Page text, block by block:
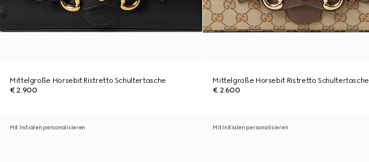
Mittelgroße Horsebit Ristretto Schultertasche
€ 2.900
Mittelgroße Horsebit Ristretto Schultertasche
€ 2.600
Mit Initialen personalisieren Mit Initialen personalisieren